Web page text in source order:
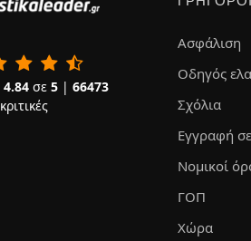
4.84σε 5| 66473
κριτικές
Ασφάλιση
Οδηγός
Σχόλια
Εγγραφή
Νομικοί
ΓΟΠ
Χώρα